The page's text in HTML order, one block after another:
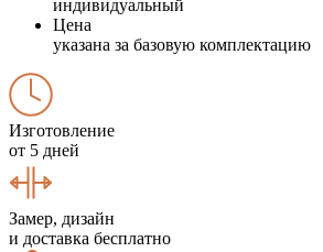
индивидуальный
Цена
указана за базовую комплектацию
Изготовление
от 5 дней
Замер, дизайн
и доставка бесплатно